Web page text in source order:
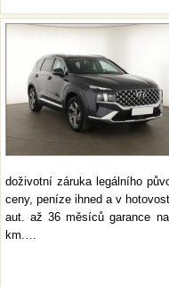
doživotní záruka legálního
ceny, peníze ihned a v
aut. až 36 měsíců garance
km.…